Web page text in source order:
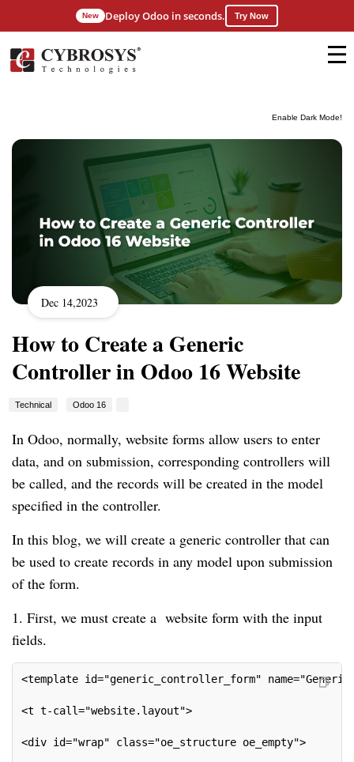
Enable Dark Mode!
New Deploy Odoo in seconds. Try Now
Dec 14,2023
How to Create a Generic
Controller in Odoo 16 Website
Technical Odoo 16
In Odoo, normally, website forms allow users to enter
data, and on submission, corresponding controllers will
be called, and the records will be created in the model
specified in the controller.
In this blog, we will create a generic controller that can
be used to create records in any model upon submission
of the form.
1. First, we must create a website form with the input
fields.
<template id="generic_controller_form"
<t t-call="website.layout">
<div id="wrap" class="oe_structure oe_empty">